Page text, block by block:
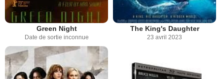
Green Night
Date de sortie inconnue
The King's Daughter
23 avril 2023